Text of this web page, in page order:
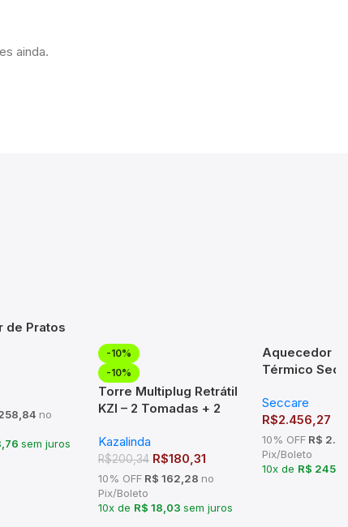
ainda.
de Pratos
no
sem juros
-10%
-10%
Torre Multiplug Retrátil
KZI – 2 Tomadas + 2
Oculto
Kazalinda
R$200,34 R$180,31
10% OFFR$ 162,28 no
Pix/Boleto
10x de R$ 18,03 sem juros
Aquecedor
Térmico
Seccare
R$2.456,27
10% OFFR$
Pix/Boleto
10x de R$